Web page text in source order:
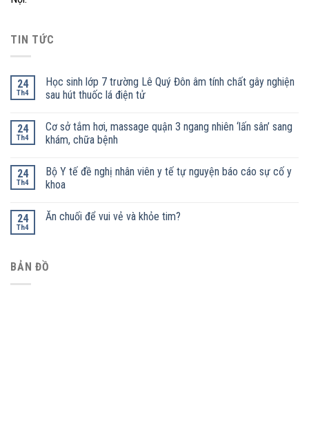
TIN TỨC
24
Th4
Học sinh lớp 7 trường Lê Quý Đôn âm tính chất gây nghiện
sau hút thuốc lá điện tử
24
Th4
Cơ sở tắm hơi, massage quận 3 ngang nhiên ‘lấn sân’ sang
khám, chữa bệnh
24
Th4
Bộ Y tế đề nghị nhân viên y tế tự nguyện báo cáo sự cố y
khoa
24
Th4
Ăn chuối để vui vẻ và khỏe tim?
BẢN ĐỒ